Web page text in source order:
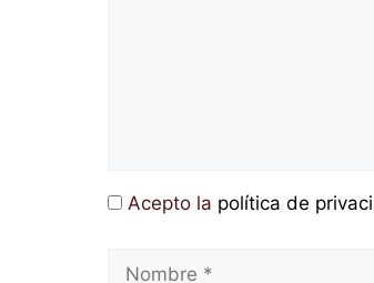
Acepto la política de
Nombre